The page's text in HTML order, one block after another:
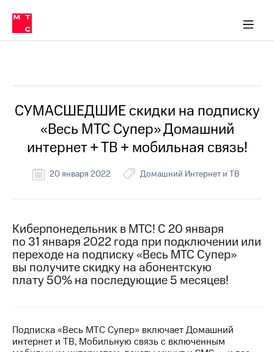
связь
Сервисы и подписки
30% на связь
кабинеты
Мобильная
и
Спутниковое
ТВ
МТС
Перенести
в МТС
Тарифы
Услуги
Семейная
группа
в МТС
Услуги
Роуминг
Личный
Скачать
МТС
Акции
Скидка 30%
на связь
РИИЛ
и МТС
СУМАСШЕДШИЕ скидки на подписку
«Весь МТС Супер» Домашний
интернет + ТВ + мобильная связь!
20 января 2022 Домашний Интернет и ТВ
Киберпонедельник в МТС! С 20 января
по 31 января 2022 года при подключении или
переходе на подписку «Весь МТС Супер»
вы получите скидку на абонентскую
плату 50% на последующие 5 месяцев!
Подписка «Весь МТС Супер» включает Домашний
интернет и ТВ, Мобильную связь с включенным